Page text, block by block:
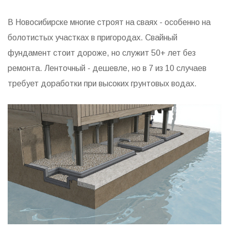
В Новосибирске многие строят на сваях - особенно на
болотистых участках в пригородах. Свайный
фундамент стоит дороже, но служит 50+ лет без
ремонта. Ленточный - дешевле, но в 7 из 10 случаев
требует доработки при высоких грунтовых водах.